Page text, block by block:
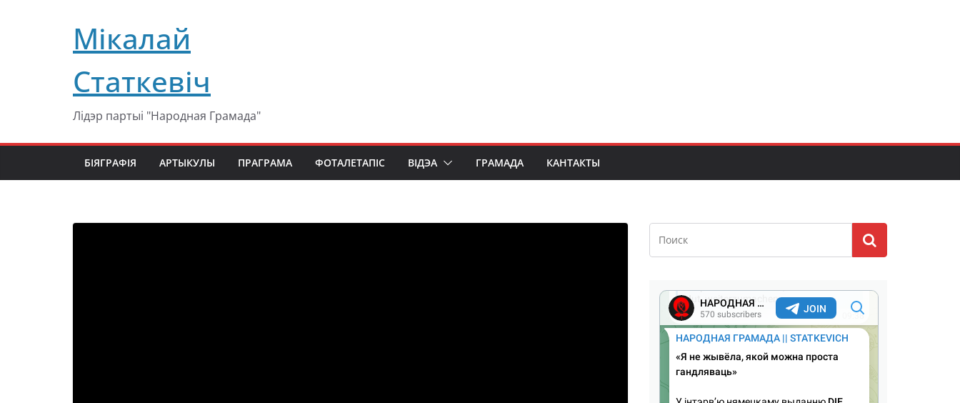
содержимомуМікалай
Статкевіч
Лідэр партыі "Народная Грамада"
БІЯГРАФІЯ АРТЫКУЛЫ ПРАГРАМА ФОТАЛЕТАПІС ВІДЭА ГРАМАДА КАНТАКТЫ